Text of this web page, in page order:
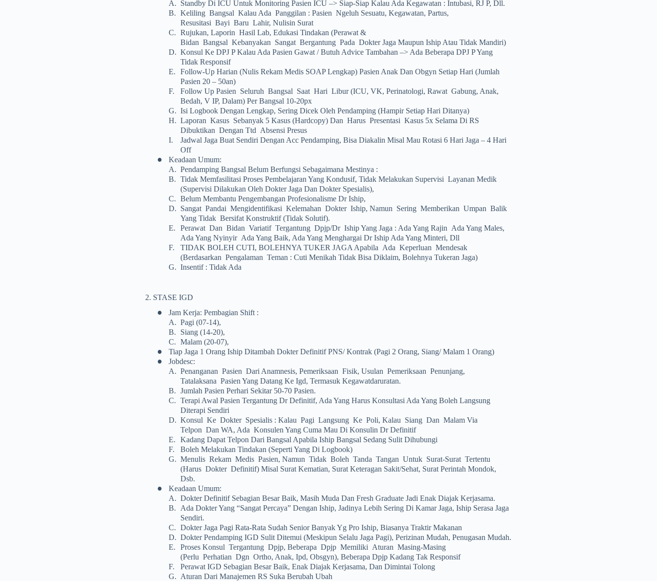
A. Standby Di ICU Untuk Monitoring Pasien ICU –> Siap-Siap Kalau Ada Kegawatan : Intubasi, RJ P, Dll.
B. Keliling Bangsal Kalau Ada Panggilan : Pasien Ngeluh Sesuatu, Kegawatan, Partus,
Resusitasi Bayi Baru Lahir, Nulisin Surat
C. Rujukan, Laporin Hasil Lab, Edukasi Tindakan (perawat &
Bidan Bangsal Kebanyakan Sangat Bergantung Pada Dokter Jaga Maupun Iship Atau Tidak Mandiri)
D. Konsul Ke DPJ P Kalau Ada Pasien Gawat / Butuh Advice Tambahan –> Ada Beberapa DPJ P Yang
Tidak Responsif
E.
Follow-Up Harian (nulis Rekam Medis SOAP Lengkap) Pasien Anak Dan Obgyn Setiap Hari (jumlah
Pasien 20 – 50an)
F.
Follow Up Pasien Seluruh Bangsal Saat Hari Libur (ICU, VK, Perinatologi, Rawat Gabung, Anak,
Bedah, V IP, Dalam) Per Bangsal 10-20px
G. Isi Logbook Dengan Lengkap, Sering Dicek Oleh Pendamping (hampir Setiap Hari Ditanya)
H. Laporan Kasus Sebanyak 5 Kasus (hardcopy) Dan Harus Presentasi Kasus 5x Selama Di RS
Dibuktikan Dengan Ttd Absensi Presus
I.
Jadwal Jaga Buat Sendiri Dengan Acc Pendamping, Bisa Diakalin Misal Mau Rotasi 6 Hari Jaga – 4 Hari
Off
•
Keadaan Umum:
A. Pendamping Bangsal Belum Berfungsi Sebagaimana Mestinya :
B. Tidak Memfasilitasi Proses Pembelajaran Yang Kondusif, Tidak Melakukan Supervisi Layanan Medik
(supervisi Dilakukan Oleh Dokter Jaga Dan Dokter Spesialis),
C. Belum Membantu Pengembangan Profesionalisme Dr Iship,
D. Sangat Pandai Mengidentifikasi Kelemahan Dokter Iship, Namun Sering Memberikan Umpan Balik
Yang Tidak Bersifat Konstruktif (tidak Solutif).
E.
Perawat Dan Bidan Variatif Tergantung Dpjp/dr Iship Yang Jaga : Ada Yang Rajin Ada Yang Males,
Ada Yang Nyinyir Ada Yang Baik, Ada Yang Menghargai Dr Iship Ada Yang Minteri, Dll
F.
TIDAK BOLEH CUTI, BOLEHNYA TUKER JAGA Apabila Ada Keperluan Mendesak
(berdasarkan Pengalaman Teman : Cuti Menikah Tidak Bisa Diklaim, Bolehnya Tukeran Jaga)
G. Insentif : Tidak Ada
2. STASE IGD
•
Jam Kerja: Pembagian Shift :
A. Pagi (07-14),
B.
Siang (14-20),
C. Malam (20-07),
• Tiap Jaga 1 Orang Iship Ditambah Dokter Definitif PNS/ Kontrak (pagi 2 Orang, Siang/ Malam 1 Orang)
•
Jobdesc:
A. Penanganan Pasien Dari Anamnesis, Pemeriksaan Fisik, Usulan Pemeriksaan Penunjang,
Tatalaksana Pasien Yang Datang Ke Igd, Termasuk Kegawatdaruratan.
B. Jumlah Pasien Perhari Sekitar 50-70 Pasien.
C. Terapi Awal Pasien Tergantung Dr Definitif, Ada Yang Harus Konsultasi Ada Yang Boleh Langsung
Diterapi Sendiri
D. Konsul Ke Dokter Spesialis : Kalau Pagi Langsung Ke Poli, Kalau Siang Dan Malam Via
Telpon Dan WA, Ada Konsulen Yang Cuma Mau Di Konsulin Dr Definitif
E.
Kadang Dapat Telpon Dari Bangsal Apabila Iship Bangsal Sedang Sulit Dihubungi
F.
Boleh Melakukan Tindakan (seperti Yang Di Logbook)
G. Menulis Rekam Medis Pasien, Namun Tidak Boleh Tanda Tangan Untuk Surat-Surat Tertentu
(harus Dokter Definitif) Misal Surat Kematian, Surat Keteragan Sakit/Sehat, Surat Perintah Mondok,
Dsb.
•
Keadaan Umum:
A. Dokter Definitif Sebagian Besar Baik, Masih Muda Dan Fresh Graduate Jadi Enak Diajak Kerjasama.
B.
Ada Dokter Yang “sangat Percaya” Dengan Iship, Jadinya Lebih Sering Di Kamar Jaga, Iship Serasa Jaga
Sendiri.
C. Dokter Jaga Pagi Rata-Rata Sudah Senior Banyak Yg Pro Iship, Biasanya Traktir Makanan
D. Dokter Pendamping IGD Sulit Ditemui (meskipun Selalu Jaga Pagi), Perizinan Mudah, Penugasan Mudah.
E.
Proses Konsul Tergantung Dpjp, Beberapa Dpjp Memiliki Aturan Masing-Masing
(perlu Perhatian Dgn Ortho, Anak, Ipd, Obsgyn), Beberapa Dpjp Kadang Tak Responsif
F.
Perawat IGD Sebagian Besar Baik, Enak Diajak Kerjasama, Dan Dimintai Tolong
G. Aturan Dari Manajemen RS Suka Berubah Ubah